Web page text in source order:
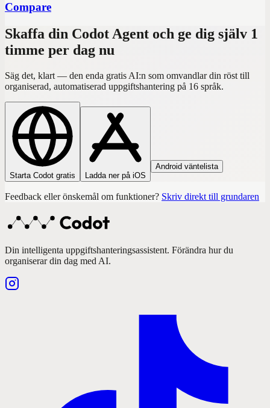
Compare
Skaffa din Codot Agent och ge dig själv 1
timme per dag nu
Säg det, klart — den enda gratis AI:n som omvandlar din röst till
organiserad, automatiserad uppgiftshantering på 16 språk.
Starta Codot gratis Ladda ner på iOS
Android väntelista
Feedback eller önskemål om funktioner? Skriv direkt till grundaren
Din intelligenta uppgiftshanteringsassistent. Förändra hur du
organiserar din dag med AI.